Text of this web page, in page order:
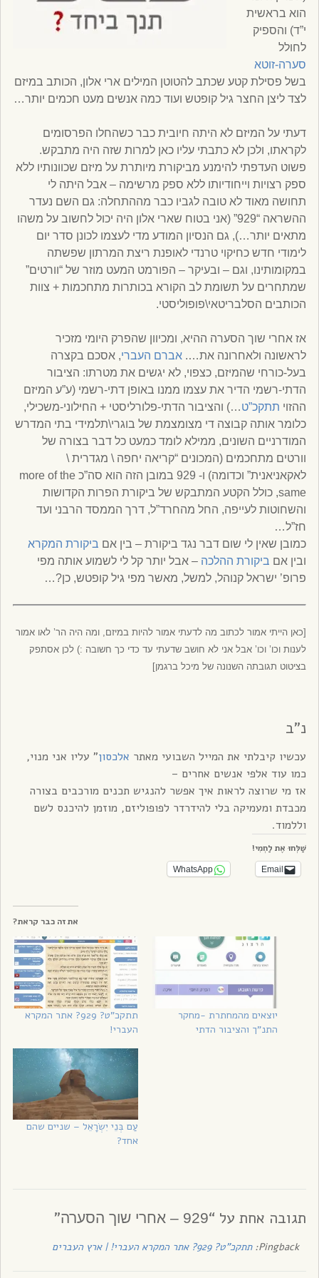
הוא בראשית
י”ד) והספיק
לחולל
סערה-זוטא
בשל פסילת קטע שכתב להטוטן המילים ארי אלון, הכותב במיזם
לצד ליצן החצר גיל קופטש ועוד כמה אנשים מעט חכמים יותר…
דעתי על המיזם לא היתה חיובית כבר כשהחלו הפרסומים
לקראתו, ולכן לא כתבתי עליו כאן למרות שזה היה מתבקש.
פשוט העדפתי להימנע מביקורת מיותרת על מיזם שכוונותיו ללא
ספק רצויות וייחודיותו ללא ספק מרשימה – אבל היתה לי
תחושה מאוד לא טובה לגביו כבר מההתחלה: גם השם נעדר
ההשראה “929” (אני בטוח שארי אלון היה יכול לחשוב על משהו
מתאים יותר…), גם הנסיון המודע מדי לעצמו לכונן סדר יום
לימודי חדש כחיקוי טרנדי לאופנת ריצת המרתון שפשתה
במקומותינו, וגם – ובעיקר – הפורמט המעט מוזר של “וורטים”
שמתחרים על תשומת לב הקורא בכותרות מתחכמות + צוות
הכותבים הסלבריטאי\פופוליסטי.
אז אחרי שוך הסערה ההיא, ומכיוון שהפרק היומי מזכיר
לראשונה ולאחרונה את….אברם העברי, אסכם בקצרה
בעל-כורחי שהמיזם, כצפוי, לא יגשים את מטרתו: הציבור
הדתי-רשמי הדיר את עצמו ממנו באופן דתי-רשמי (ע”ע המיזם
ההזוי תתקכ”ט…) והציבור הדתי-פלורליסטי + החילוני-משכילי,
כלומר אותה קבוצה די מצומצמת של בוגרי\תלמידי בתי המדרש
המודרניים השונים, ממילא לומד כמעט כל דבר בצורה של
וורטים מתחכמים (המכונים “קריאה יחפה \ מגדרית \
לאקאניאנית” וכדומה) ו- 929 במובן הזה הוא סה”כ more of the
same, כולל הקטע המתבקש של ביקורת הפרות הקדושות
והשחוטות לעייפה, החל מהחרד”ל, דרך הממסד הרבני ועד
חז”ל…
כמובן שאין לי שום דבר נגד ביקורת – בין אם ביקורת המקרא
ובין אם ביקורת ההלכה – אבל יותר קל לי לשמוע אותה מפי
פרופ’ ישראל קנוהל, למשל, מאשר מפי גיל קופטש, כן?…
[כאן הייתי אמור לכתוב מה לדעתי אמור להיות במיזם, ומה היה הר’ לאו אמור
לענות וכו’ וכו’ אבל אני לא חושב שדעתי עד כדי כך חשובה :) לכן אסתפק
בציטוט תגובתה השנונה של מיכל ברגמן]
נ”ב
עכשיו קיבלתי את המייל השבועי מאתר אלכסון” עליו אני מנוי,
כמו עוד אלפי אנשים אחרים –
אז מי שרוצה לראות איך אפשר להנגיש תכנים מורכבים בצורה
מכבדת ומעמיקה בלי להידרדר לפופוליזם, מוזמן להיכנס לשם
וללמוד.
שַׁלְּחוּ אֶת לַחְמִי!
Email
WhatsApp
את זה כבר קראת?
תתקכ”ט? 929? אתר המקרא
העברי!
יוצאים מהמחתרת -מחקר
התנ”ך והציבור הדתי
עַם בְּנֵי יִשְׂרָאֵל – שניים שהם
אחד?
תגובה אחת על “929 – אחרי שוך הסערה ”
Pingback: תתקכ"ט? 929? אתר המקרא העברי! | ארץ העברים